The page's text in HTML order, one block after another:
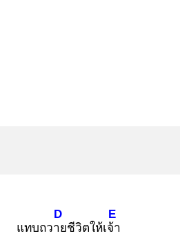
แทบถวาย
D
ชีวิตให้เจ้า
E